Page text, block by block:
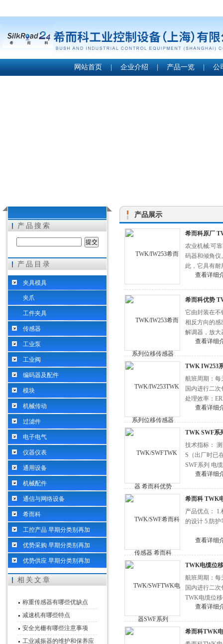
希而科工业控制设备（上海）有限公司
网站首页 | 企业介绍 | 产品一览 | 公
产品搜索
产品目录
夹具模具
夹爪
工件夹具
传感器
工业泵
工业阀
编码器及配件
模块
机械传动
过滤件
电子电气
仪器仪表
通用设备
机械配件
通信与网络设备
希而科
工控产品 早期分类别再加
优势采购 早期分类别再加
优势供应 早期分类别再加
相关文章
称重传感器有哪些优缺点
减速机有哪些特点
安全光栅有哪些注意事项
工业减振器的维护和保养应
产品展示
希而科原厂
农业机械:可
码器和倾角仪
此，它具有
传感器查看详细
希而科优势
它由封装在不
相反方向的感
解调器，放大
查看详细
TWK IW253
航班周期：每
国内进行二
处理效率：
查看详细
TWK SWF系
技术指标：
S（出厂时已
SWF系列 电
查看详细
希而科 TWK
产品优点：
的设计 5.防护
查看详细
TWK电缆位
航班周期：每
国内进行二
TWK电缆位
查看详细
希而科TWK